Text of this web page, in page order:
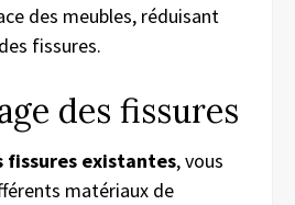
des meubles, réduisant
fissures.
des fissures
fissures existantes, vous
matériaux de